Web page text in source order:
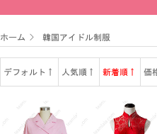
ホーム > 韓国アイドル制服
デフォルト↑ 人気順↑ 新着順↑ 価